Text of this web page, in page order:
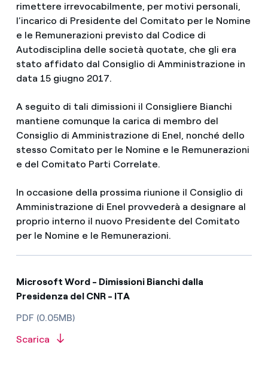
rimettere irrevocabilmente, per motivi personali,
l’incarico di Presidente del Comitato per le Nomine
e le Remunerazioni previsto dal Codice di
Autodisciplina delle società quotate, che gli era
stato affidato dal Consiglio di Amministrazione in
data 15 giugno 2017.
A seguito di tali dimissioni il Consigliere Bianchi
mantiene comunque la carica di membro del
Consiglio di Amministrazione di Enel, nonché dello
stesso Comitato per le Nomine e le Remunerazioni
e del Comitato Parti Correlate.
In occasione della prossima riunione il Consiglio di
Amministrazione di Enel provvederà a designare al
proprio interno il nuovo Presidente del Comitato
per le Nomine e le Remunerazioni.
Microsoft Word - Dimissioni Bianchi dalla
Presidenza del CNR - ITA
PDF (0.05MB)
Scarica